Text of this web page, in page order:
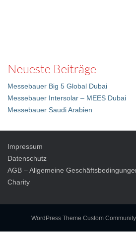
Neueste Beiträge
Messebauer Big 5 Global Dubai
Messebauer Intersolar – MEES Dubai
Messebauer Saudi Arabien
Impressum
Datenschutz
AGB – Allgemeine
Charity
WordPress Theme Custom